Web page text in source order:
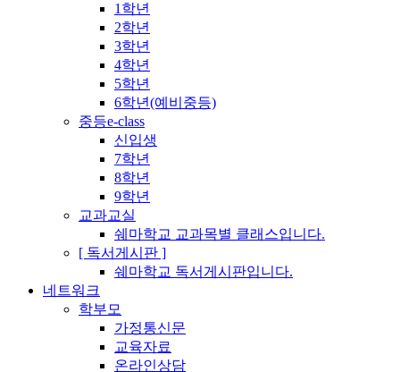
1학년
2학년
3학년
4학년
5학년
6학년(예비중등)
중등e-class
신입생
7학년
8학년
9학년
교과교실
쉐마학교 교과목별 클래스입니다.
[ 독서게시판 ]
쉐마학교 독서게시판입니다.
네트워크
학부모
가정통신문
교육자료
온라인상담